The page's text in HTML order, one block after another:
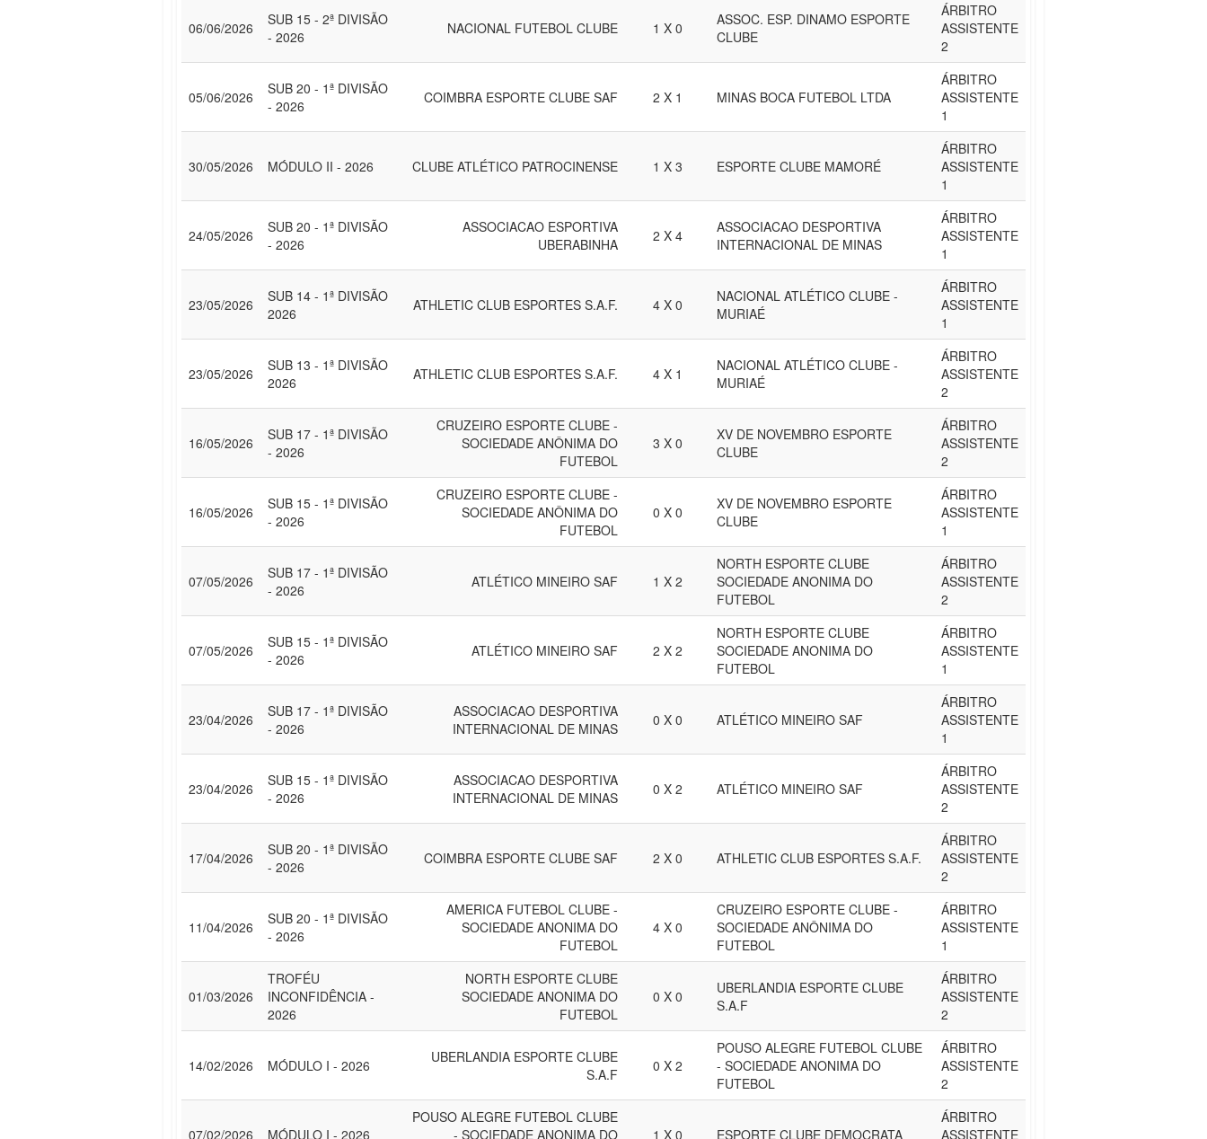
06/06/2026
SUB 15 - 2ª DIVISÃO
- 2026
NACIONAL FUTEBOL CLUBE 1 X 0
ASSOC. ESP. DINAMO ESPORTE
CLUBE
ÁRBITRO
ASSISTENTE
2
05/06/2026
SUB 20 - 1ª DIVISÃO
- 2026
COIMBRA ESPORTE CLUBE SAF 2 X 1 MINAS BOCA FUTEBOL LTDA
ÁRBITRO
ASSISTENTE
1
30/05/2026 MÓDULO II - 2026 CLUBE ATLÉTICO PATROCINENSE 1 X 3 ESPORTE CLUBE MAMORÉ
ÁRBITRO
ASSISTENTE
1
24/05/2026
SUB 20 - 1ª DIVISÃO
- 2026
ASSOCIACAO ESPORTIVA
UBERABINHA
2 X 4
ASSOCIACAO DESPORTIVA
INTERNACIONAL DE MINAS
ÁRBITRO
ASSISTENTE
1
23/05/2026
SUB 14 - 1ª DIVISÃO
2026
ATHLETIC CLUB ESPORTES S.A.F. 4 X 0
NACIONAL ATLÉTICO CLUBE -
MURIAÉ
ÁRBITRO
ASSISTENTE
1
23/05/2026
SUB 13 - 1ª DIVISÃO
2026
ATHLETIC CLUB ESPORTES S.A.F. 4 X 1
NACIONAL ATLÉTICO CLUBE -
MURIAÉ
ÁRBITRO
ASSISTENTE
2
16/05/2026
SUB 17 - 1ª DIVISÃO
- 2026
CRUZEIRO ESPORTE CLUBE -
SOCIEDADE ANÔNIMA DO
FUTEBOL
3 X 0
XV DE NOVEMBRO ESPORTE
CLUBE
ÁRBITRO
ASSISTENTE
2
16/05/2026
SUB 15 - 1ª DIVISÃO
- 2026
CRUZEIRO ESPORTE CLUBE -
SOCIEDADE ANÔNIMA DO
FUTEBOL
0 X 0
XV DE NOVEMBRO ESPORTE
CLUBE
ÁRBITRO
ASSISTENTE
1
07/05/2026
SUB 17 - 1ª DIVISÃO
- 2026
ATLÉTICO MINEIRO SAF 1 X 2
NORTH ESPORTE CLUBE
SOCIEDADE ANONIMA DO
FUTEBOL
ÁRBITRO
ASSISTENTE
2
07/05/2026
SUB 15 - 1ª DIVISÃO
- 2026
ATLÉTICO MINEIRO SAF 2 X 2
NORTH ESPORTE CLUBE
SOCIEDADE ANONIMA DO
FUTEBOL
ÁRBITRO
ASSISTENTE
1
23/04/2026
SUB 17 - 1ª DIVISÃO
- 2026
ASSOCIACAO DESPORTIVA
INTERNACIONAL DE MINAS
0 X 0 ATLÉTICO MINEIRO SAF
ÁRBITRO
ASSISTENTE
1
23/04/2026
SUB 15 - 1ª DIVISÃO
- 2026
ASSOCIACAO DESPORTIVA
INTERNACIONAL DE MINAS
0 X 2 ATLÉTICO MINEIRO SAF
ÁRBITRO
ASSISTENTE
2
17/04/2026
SUB 20 - 1ª DIVISÃO
- 2026
COIMBRA ESPORTE CLUBE SAF 2 X 0 ATHLETIC CLUB ESPORTES S.A.F.
ÁRBITRO
ASSISTENTE
2
11/04/2026
SUB 20 - 1ª DIVISÃO
- 2026
AMERICA FUTEBOL CLUBE -
SOCIEDADE ANONIMA DO
FUTEBOL
4 X 0
CRUZEIRO ESPORTE CLUBE -
SOCIEDADE ANÔNIMA DO
FUTEBOL
ÁRBITRO
ASSISTENTE
1
01/03/2026
TROFÉU
INCONFIDÊNCIA -
2026
NORTH ESPORTE CLUBE
SOCIEDADE ANONIMA DO
FUTEBOL
0 X 0
UBERLANDIA ESPORTE CLUBE
S.A.F
ÁRBITRO
ASSISTENTE
2
14/02/2026 MÓDULO I - 2026
UBERLANDIA ESPORTE CLUBE
S.A.F
0 X 2
POUSO ALEGRE FUTEBOL CLUBE
- SOCIEDADE ANONIMA DO
FUTEBOL
ÁRBITRO
ASSISTENTE
2
07/02/2026 MÓDULO I - 2026
POUSO ALEGRE FUTEBOL CLUBE
- SOCIEDADE ANONIMA DO
1 X 0 ESPORTE CLUBE DEMOCRATA
ÁRBITRO
ASSISTENTE